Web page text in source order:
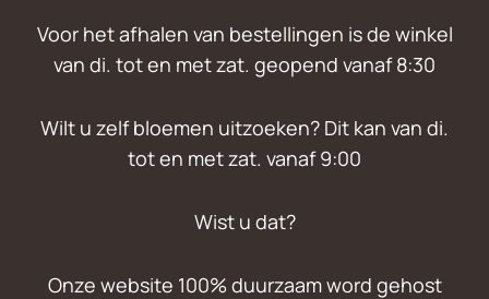
Voor het afhalen van bestellingen is de winkel
van di. tot en met zat. geopend vanaf 8:30
Wilt u zelf bloemen uitzoeken? Dit kan van di.
tot en met zat. vanaf 9:00
Wist u dat?
Onze website 100% duurzaam word gehost